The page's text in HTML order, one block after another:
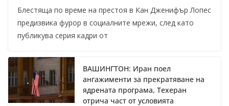
Блестяща по време на престоя в Кан Дженифър Лопес
предизвика фурор в социалните мрежи, след като
публикува серия кадри от
ВАШИНГТОН: Иран поел
ангажименти за прекратяване на
ядрената програма, Техеран
отрича част от условията